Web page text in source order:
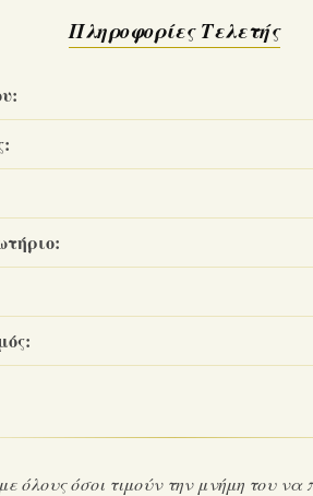
Πληροφορίες Τελετής
όλους όσοι τιμούν την μνήμη του